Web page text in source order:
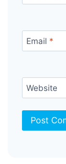
Email *
Website